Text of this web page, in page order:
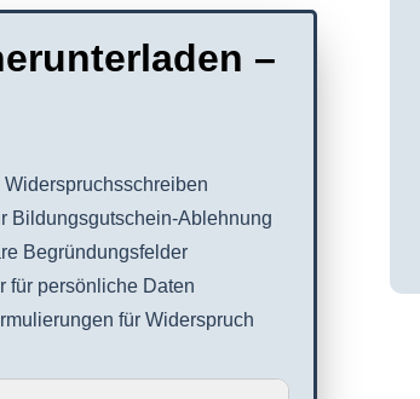
–
Widerspruchsschreiben
Bildungsgutschein-Ablehnung
Begründungsfelder
für persönliche Daten
für Widerspruch